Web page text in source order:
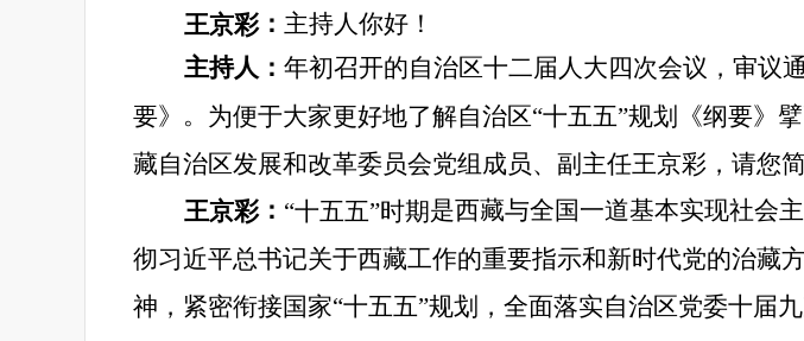
王京彩： 主持人你好！
主持人： 年初召开的自治区十二届人大四次会议，审议
要》 。 为便于大家更好地了解自治区“十五五”规划《纲要》
藏自治区发展和改革委员会党组成员、副主任王京彩，请您
王京彩： “十五五”时期是西藏与全国一道基本实现社会
彻习近平总书记关于西藏工作的重要指示和新时代党的治藏
神，紧密衔接国家“十五五”规划，全面落实自治区党委十届